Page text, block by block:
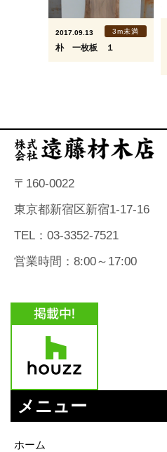
3m未満
2017.09.13
朴 一枚板 １
〒160-0022
東京都新宿区新宿1-17-16
TEL：03-3352-7521
営業時間：8:00～17:00
メニュー
ホーム